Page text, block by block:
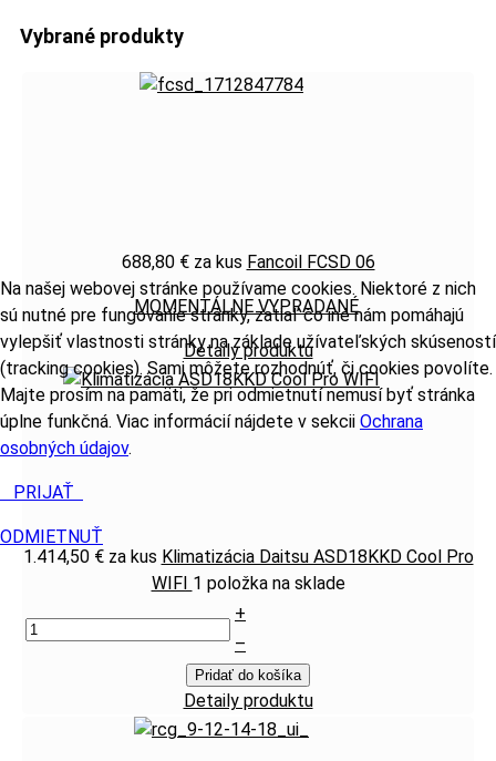
Vybrané produkty
688,80 € za kus Fancoil FCSD 06
MOMENTÁLNE VYPRADANÉ
Detaily produktu
1.414,50 € za kus Klimatizácia Daitsu ASD18KKD Cool Pro
WIFI 1 položka na sklade
+
–
Pridať do košíka
Detaily produktu
Na našej webovej stránke používame cookies. Niektoré z nich
sú nutné pre fungovanie stránky, zatiaľ čo iné nám pomáhajú
vylepšiť vlastnosti stránky na základe užívateľských skúseností
(tracking cookies). Sami môžete rozhodnúť, či cookies povolíte.
Majte prosím na pamäti, že pri odmietnutí nemusí byť stránka
úplne funkčná. Viac informácií nájdete v sekcii Ochrana
osobných údajov.
PRIJAŤ
ODMIETNUŤ